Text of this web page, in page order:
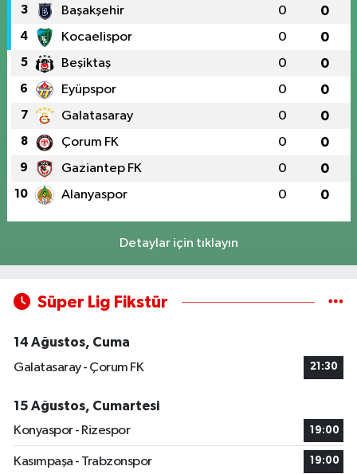
3 Başakşehir 0 0
4 Kocaelispor 0 0
5 Beşiktaş 0 0
6 Eyüpspor 0 0
7 Galatasaray 0 0
8 Çorum FK 0 0
9 Gaziantep FK 0 0
10 Alanyaspor 0 0
Detaylar için tıklayın
Süper Lig Fikstür
14 Ağustos, Cuma
Galatasaray - Çorum FK
21:30
15 Ağustos, Cumartesi
Konyaspor - Rizespor
19:00
Kasımpaşa - Trabzonspor 19:00